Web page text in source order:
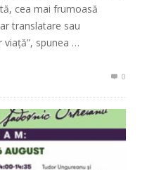
cea mai frumoasă
translatare sau
viață”, spunea …
0